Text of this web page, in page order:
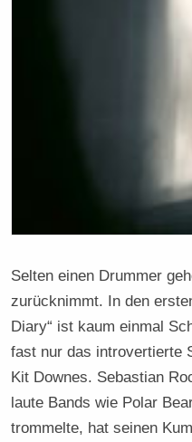
Selten einen Drummer
zurücknimmt. In den
Diary“ ist kaum einmal
fast nur das introvertierte
Kit Downes. Sebastian
laute Bands wie Polar
trommelte, hat seinen